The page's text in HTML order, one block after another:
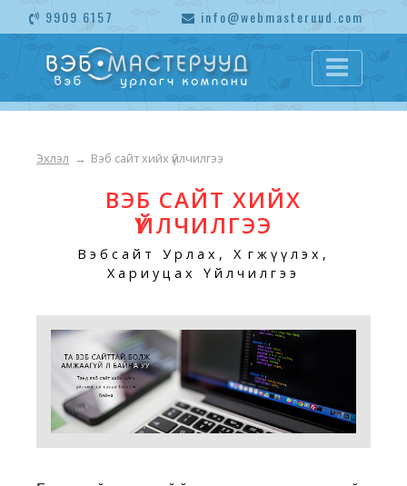
9909 6157 info@webmasteruud.com
Эхлэл → Вэб сайт хийх үйлчилгээ
ВЭБ САЙТ ХИЙХ
ҮЙЛЧИЛГЭЭ
Вэбсайт Урлах, Хөгжүүлэх,
Хариуцах Үйлчилгээ